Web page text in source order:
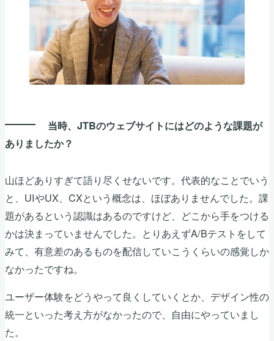
当時、JTBのウェブサイトにはどのような課題が
ありましたか？
山ほどありすぎて語り尽くせないです。代表的なことでいう
と、UIやUX、CXという概念は、ほぼありませんでした。課
題があるという認識はあるのですけど、どこから手をつける
かは決まっていませんでした。とりあえずA/Bテストをして
みて、有意差のあるものを配信していこうくらいの感覚しか
なかったですね。
ユーザー体験をどうやって良くしていくとか、デザイン性の
統一といった考え方がなかったので、自由にやっていまし
た。